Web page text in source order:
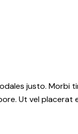
justo.
Ut vel